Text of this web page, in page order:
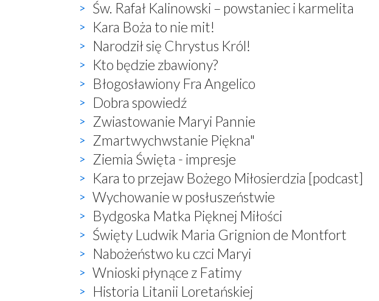
Św. Rafał Kalinowski – powstaniec i karmelita
Kara Boża to nie mit!
Narodził się Chrystus Król!
Kto będzie zbawiony?
Błogosławiony Fra Angelico
Dobra spowiedź
Zwiastowanie Maryi Pannie
Zmartwychwstanie Piękna"
Ziemia Święta - impresje
Kara to przejaw Bożego Miłosierdzia [podcast]
Wychowanie w posłuszeństwie
Bydgoska Matka Pięknej Miłości
Święty Ludwik Maria Grignion de Montfort
Nabożeństwo ku czci Maryi
Wnioski płynące z Fatimy
Historia Litanii Loretańskiej